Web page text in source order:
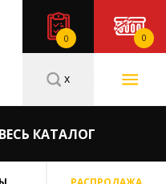
0 0
КАТАЛОГ
x